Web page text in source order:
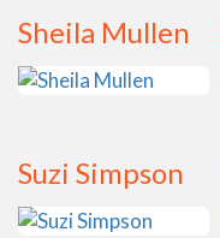
Sheila Mullen
Suzi Simpson